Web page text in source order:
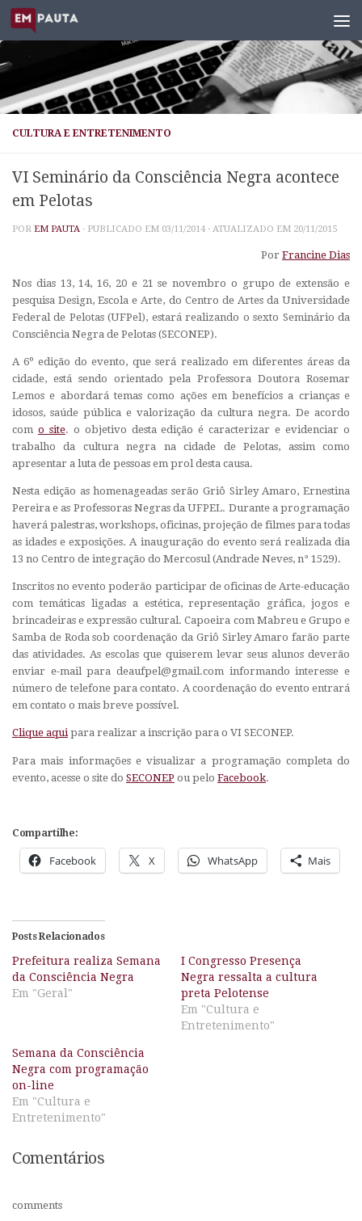
Skip to content
CULTURA E ENTRETENIMENTO
VI Seminário da Consciência Negra acontece
em Pelotas
POR EM PAUTA · PUBLICADO EM 03/11/2014 · ATUALIZADO EM 20/11/2015
Por Francine Dias
Nos dias 13, 14, 16, 20 e 21 se novembro o grupo de extensão e
pesquisa Design, Escola e Arte, do Centro de Artes da Universidade
Federal de Pelotas (UFPel), estará realizando o sexto Seminário da
Consciência Negra de Pelotas (SECONEP).
A 6º edição do evento, que será realizado em diferentes áreas da
cidade, está sendo orientado pela Professora Doutora Rosemar
Lemos e abordará temas como ações em benefícios a crianças e
idosos, saúde pública e valorização da cultura negra. De acordo
com o site. o objetivo desta edição é caracterizar e evidenciar o
trabalho da cultura negra na cidade de Pelotas, assim como
apresentar a luta de pessoas em prol desta causa.
Nesta edição as homenageadas serão Griô Sirley Amaro, Ernestina
Pereira e as Professoras Negras da UFPEL. Durante a programação
haverá palestras, workshops, oficinas, projeção de filmes para todas
as idades e exposições. A inauguração do evento será realizada dia
13 no Centro de integração do Mercosul (Andrade Neves, n° 1529).
Inscritos no evento poderão participar de oficinas de Arte-educação
com temáticas ligadas a estética, representação gráfica, jogos e
brincadeiras e expressão cultural. Capoeira com Mabreu e Grupo e
Samba de Roda sob coordenação da Griô Sirley Amaro farão parte
das atividades. As escolas que quiserem levar seus alunos deverão
enviar e-mail para deaufpel@gmail.com informando interesse e
número de telefone para contato. A coordenação do evento entrará
em contato o mais breve possível.
Clique aquipara realizar a inscrição para o VI SECONEP.
Para mais informações e visualizar a programação completa do
evento, acesse o site do SECONEP ou pelo Facebook.
Compartilhe:
Facebook X WhatsApp Mais
Posts Relacionados
Prefeitura realiza Semana
da Consciência Negra
Em "Geral"
I Congresso Presença
Negra ressalta a cultura
preta Pelotense
Em "Cultura e
Entretenimento"
Semana da Consciência
Negra com programação
on-line
Em "Cultura e
Entretenimento"
Comentários
comments